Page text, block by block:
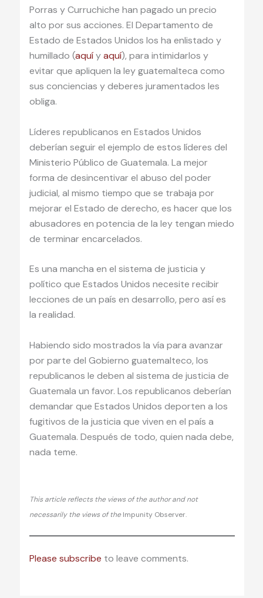
Porras y Curruchiche han pagado un precio
alto por sus acciones. El Departamento de
Estado de Estados Unidos los ha enlistado y
humillado (aquíyaquí), para intimidarlos y
evitar que apliquen la ley guatemalteca como
sus conciencias y deberes juramentados les
obliga.
Líderes republicanos en Estados Unidos
deberían seguir el ejemplo de estos líderes del
Ministerio Público de Guatemala. La mejor
forma de desincentivar el abuso del poder
judicial, al mismo tiempo que se trabaja por
mejorar el Estado de derecho, es hacer que los
abusadores en potencia de la ley tengan miedo
de terminar encarcelados.
Es una mancha en el sistema de justicia y
político que Estados Unidos necesite recibir
lecciones de un país en desarrollo, pero así es
la realidad.
Habiendo sido mostrados la vía para avanzar
por parte del Gobierno guatemalteco, los
republicanos le deben al sistema de justicia de
Guatemala un favor. Los republicanos deberían
demandar que Estados Unidos deporten a los
fugitivos de la justicia que viven en el país a
Guatemala. Después de todo, quien nada debe,
nada teme.
This article reflects the views of the author and not
necessarily the views of the Impunity Observer.
Please subscribe to leave comments.